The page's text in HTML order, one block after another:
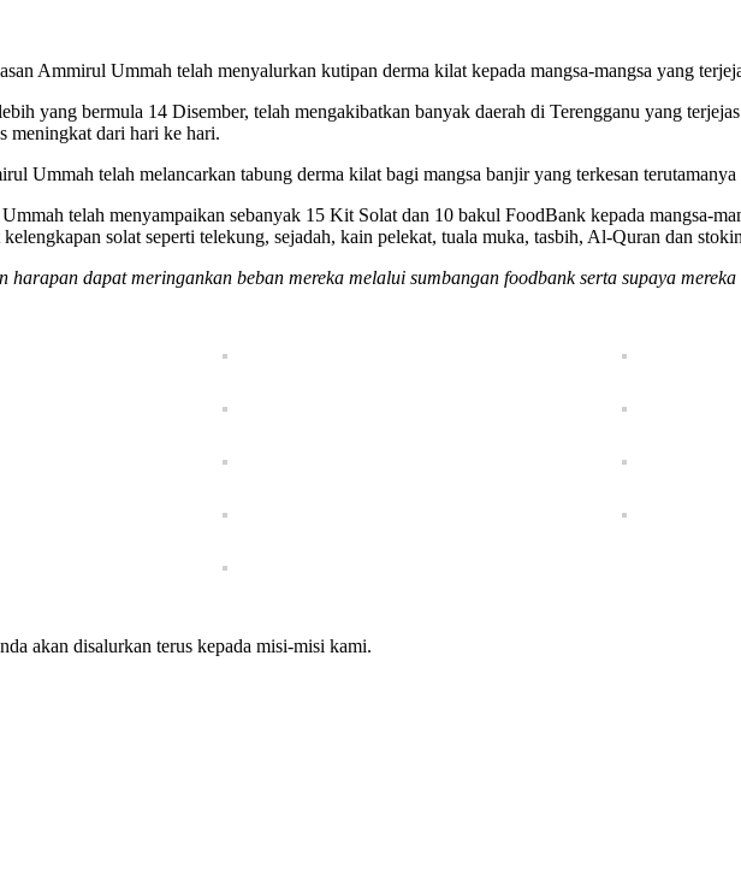
Ammirul Ummah telah menyalurkan kutipan derma kilat kepada mangsa-mangsa yang
yang bermula 14 Disember, telah mengakibatkan banyak daerah di Terengganu yang
meningkat dari hari ke hari.
Ummah telah melancarkan tabung derma kilat bagi mangsa banjir yang terkesan terutamanya
telah menyampaikan sebanyak 15 Kit Solat dan 10 bakul FoodBank kepada mangsa-
solat seperti telekung, sejadah, kain pelekat, tuala muka, tasbih, Al-Quran dan
dapat meringankan beban mereka melalui sumbangan foodbank serta supaya
akan disalurkan terus kepada misi-misi kami.